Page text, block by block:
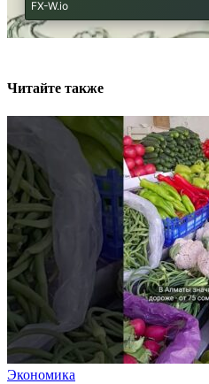
Читайте также
Экономика